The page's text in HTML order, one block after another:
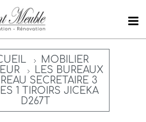
MOBILIER
LES BUREAUX
SECRETAIRE 3
1 TIROIRS JICEKA
D267T